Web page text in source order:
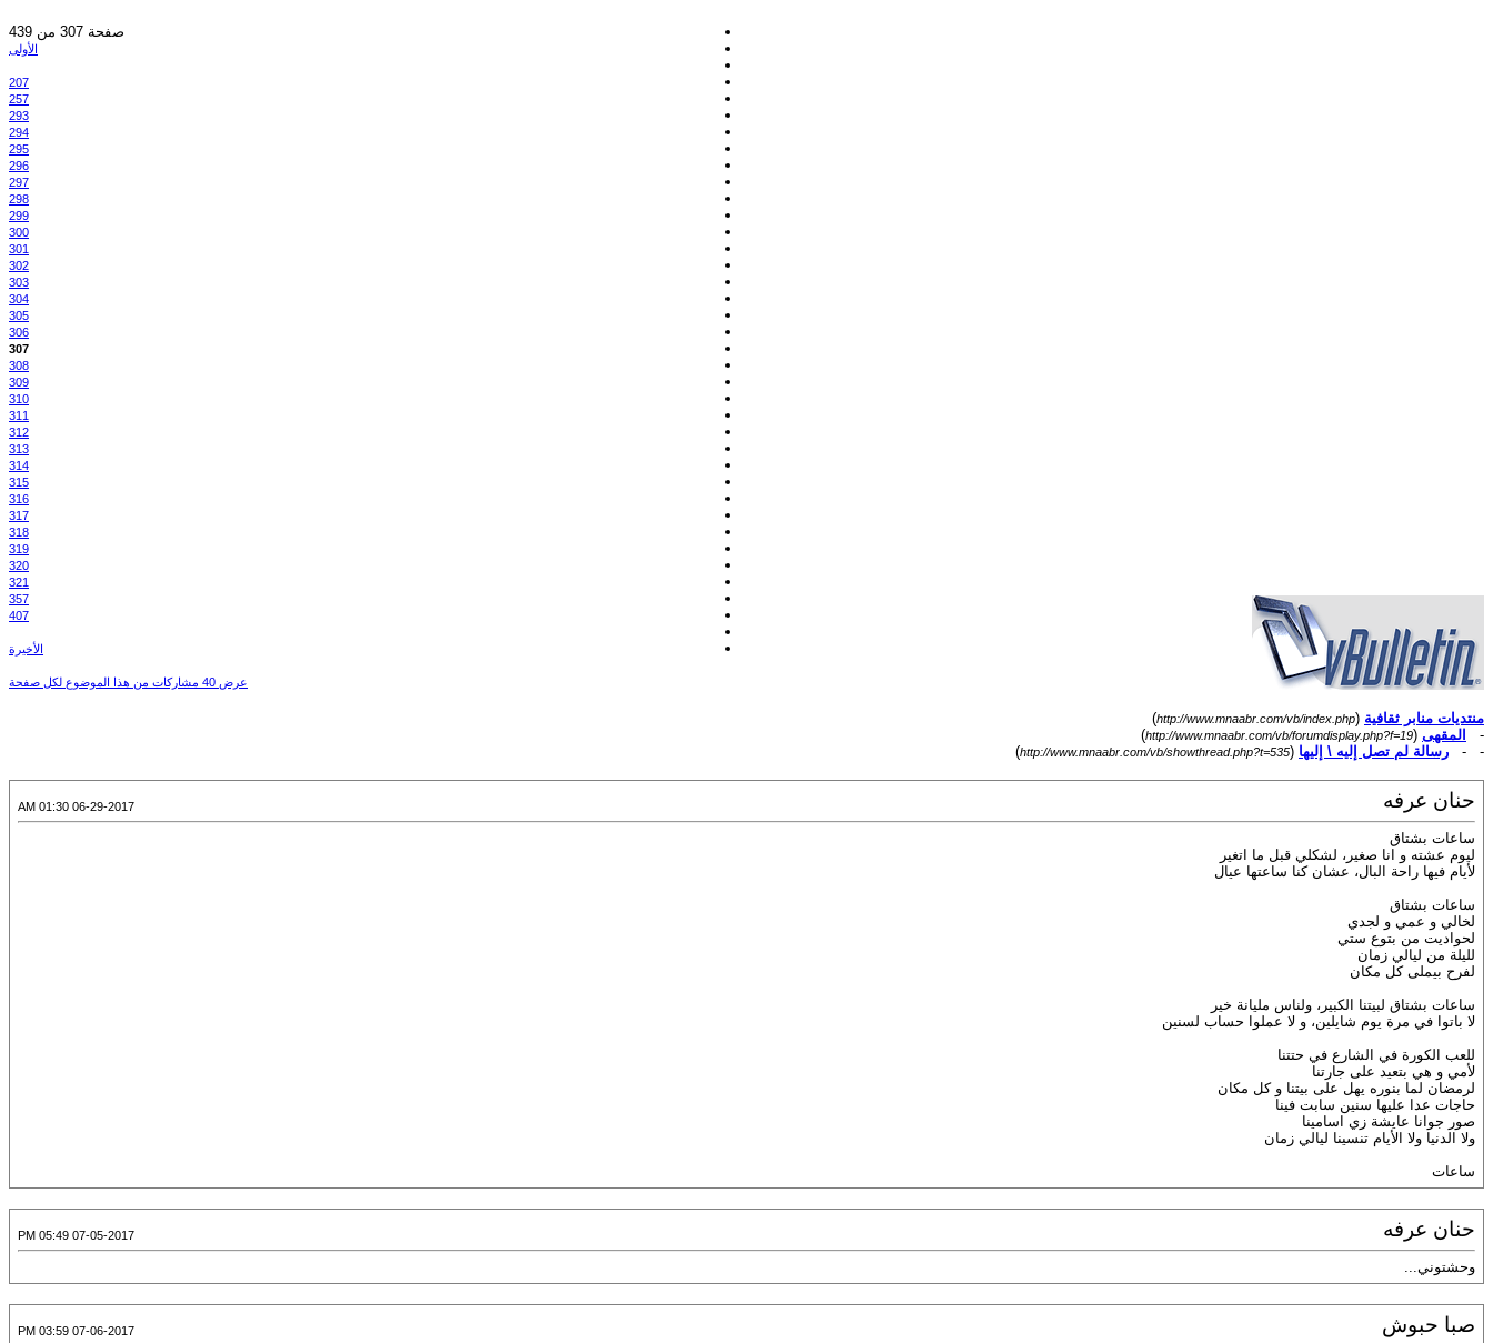
صفحة 307 من 439
الأولى
207
257
293
294
295
296
297
298
299
300
301
302
303
304
305
306
307
308
309
310
311
312
313
314
315
316
317
318
319
320
321
357
407
الأخيرة
عرض 40 مشاركات من هذا الموضوع لكل صفحة
منتديات منابر ثقافية (
http://www.mnaabr.com/vb/index.php
)
-
المقهى (
http://www.mnaabr.com/vb/forumdisplay.php?f=19
)
- - رسالة لم تصل إليه \ إليها (
http://www.mnaabr.com/vb/showthread.php?t=535
)
حنان عرفه 06-29-2017 01:30 AM
ساعات بشتاق
ليوم عشته و انا صغير، لشكلي قبل ما اتغير
لأيام فيها راحة البال، عشان كنا ساعتها عيال
ساعات بشتاق
لخالي و عمي و لجدي
لحواديت من بتوع ستي
لليلة من ليالي زمان
لفرح بيملى كل مكان
ساعات بشتاق لبيتنا الكبير، ولناس مليانة خير
لا باتوا في مرة يوم شايلين، و لا عملوا حساب لسنين
للعب الكورة في الشارع في حتتنا
لأمي و هي بتعيد على جارتنا
لرمضان لما بنوره يهل على بيتنا و كل مكان
حاجات عدا عليها سنين سابت فينا
صور جوانا عايشة زي اسامينا
ولا الدنيا ولا الأيام تنسينا ليالي زمان
ساعات
حنان عرفه 07-05-2017 05:49 PM
وحشتوني...
صبا حبوش 07-06-2017 03:59 PM